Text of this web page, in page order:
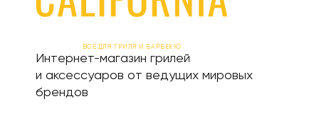
ВСЕ ДЛЯ ГРИЛЯ И БАРБЕКЮ
Интернет-магазин грилей
и аксессуаров от ведущих мировых
брендов